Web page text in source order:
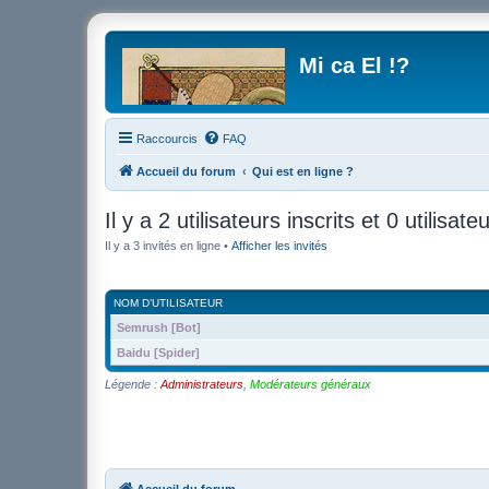
Mi ca El !?
Raccourcis FAQ
Accueil du forum Qui est en ligne ?
Il y a 2 utilisateurs inscrits et 0
Il y a 3 invités en ligne • Afficher les invités
NOM D’UTILISATEUR
Semrush [Bot]
Baidu [Spider]
Légende : Administrateurs Modérateurs généraux